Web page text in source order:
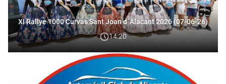
XI Rallye 1000 Curvas Sant Joan d´Alacant 2026 (07-06-26)
14:20